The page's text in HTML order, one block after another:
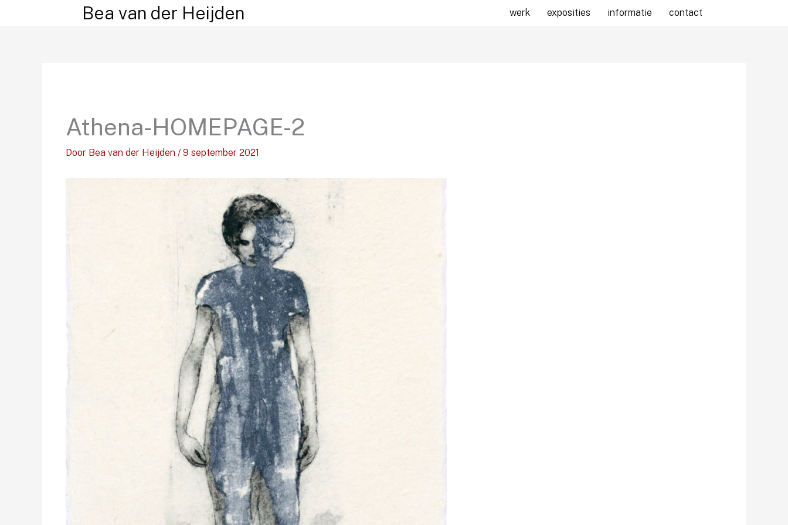
Bea van der Heijden werk exposities informatie contact
Athena-HOMEPAGE-2
Door Bea van der Heijden / 9 september 2021